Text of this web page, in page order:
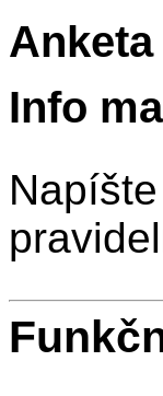
Anketa
Info